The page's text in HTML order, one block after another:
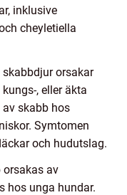
inklusive
cheyletiella
orsakar
, eller äkta
skabb hos
Symtomen
och hudutslag.
orsakas av
hos unga hundar.